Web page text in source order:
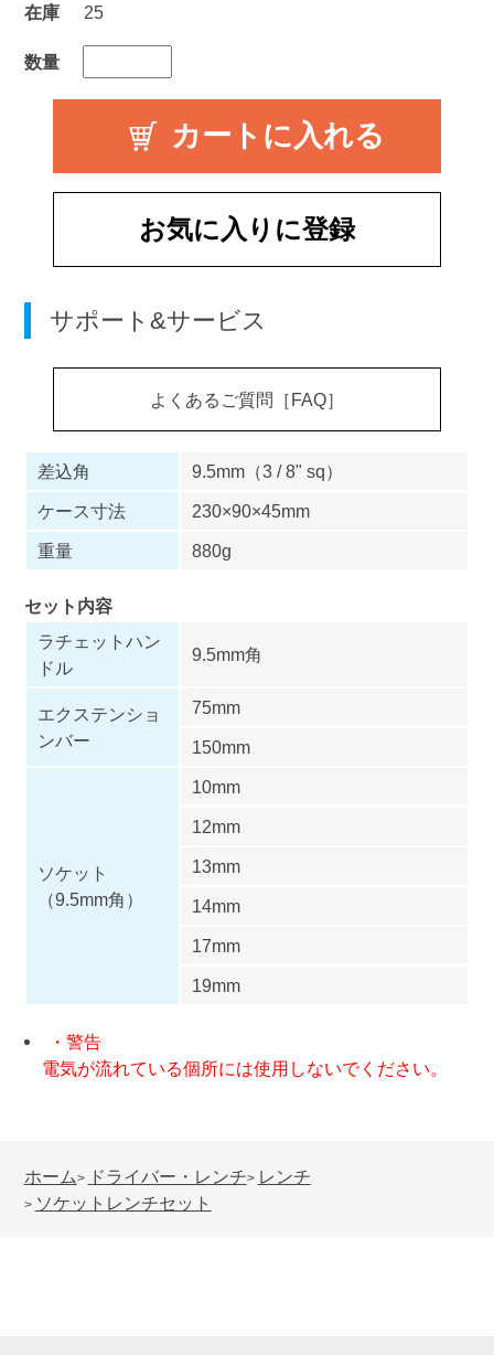
在庫 25
数量
お気に入りに登録
サポート&サービス
よくあるご質問［FAQ］
差込角
9.5mm（3 / 8" sq）
ケース寸法
230×90×45mm
重量
880g
セット内容
ラチェットハン
ドル
9.5mm角
エクステンショ
ンバー
75mm
150mm
ソケット
（9.5mm角）
10mm
12mm
13mm
14mm
17mm
19mm
・警告
電気が流れている個所には使用しないでください。
ホーム> ドライバー・レンチ> レンチ
> ソケットレンチセット